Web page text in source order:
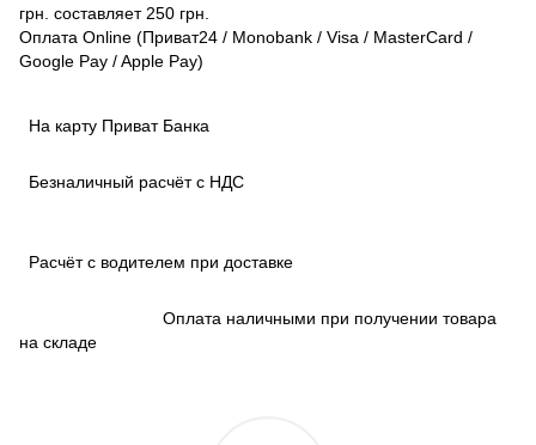
грн. составляет 250 грн.
Оплата Online (Приват24 / Monobank / Visa / MasterCard /
Google Pay / Apple Pay)
На карту Приват Банка
Безналичный расчёт с НДС
Расчёт с водителем при доставке
Оплата наличными при получении товара
на складе